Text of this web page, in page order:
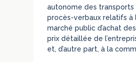
autonome des transports
procès-verbaux relatifs à
marché public d’achat
prix détaillée de
et, d’autre part, à la